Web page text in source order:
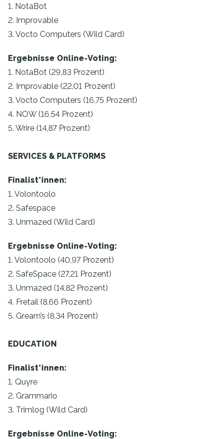
1. NotaBot
2. Improvable
3. Vocto Computers (Wild Card)
Ergebnisse Online-Voting:
1. NotaBot (29,83 Prozent)
2. Improvable (22,01 Prozent)
3. Vocto Computers (16,75 Prozent)
4. NOW (16,54 Prozent)
5. Wrire (14,87 Prozent)
SERVICES & PLATFORMS
Finalist*innen:
1. Volontoolo
2. Safespace
3. Unmazed (Wild Card)
Ergebnisse Online-Voting:
1. Volontoolo (40,97 Prozent)
2. SafeSpace (27,21 Prozent)
3. Unmazed (14,82 Prozent)
4. Fretail (8,66 Prozent)
5. Gream’s (8,34 Prozent)
EDUCATION
Finalist*innen:
1. Quyre
2. Grammario
3. Trimlog (Wild Card)
Ergebnisse Online-Voting: